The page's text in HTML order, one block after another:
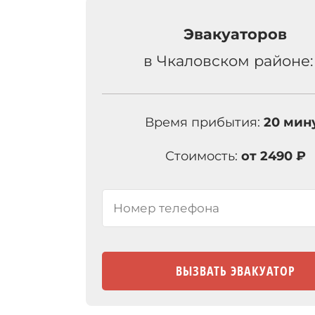
Эвакуаторов
в Чкаловском районе:
Время прибытия: 20
Стоимость: от 2490 ₽